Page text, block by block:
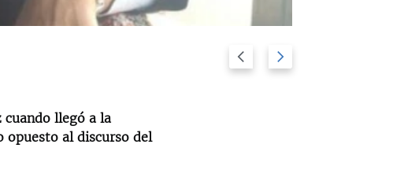
Previous
slide
Next
slide
cuando llegó a la
opuesto al discurso del